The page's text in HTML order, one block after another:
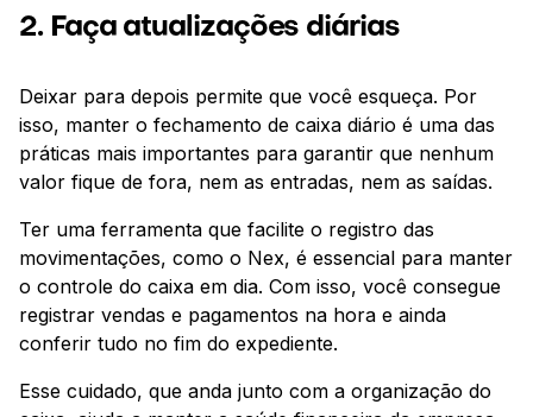
2. Faça atualizações diárias
Deixar para depois permite que você esqueça. Por
isso, manter o fechamento de caixa diário é uma das
práticas mais importantes para garantir que nenhum
valor fique de fora, nem as entradas, nem as saídas.
Ter uma ferramenta que facilite o registro das
movimentações, como o Nex, é essencial para manter
o controle do caixa em dia. Com isso, você consegue
registrar vendas e pagamentos na hora e ainda
conferir tudo no fim do expediente.
Esse cuidado, que anda junto com a organização do